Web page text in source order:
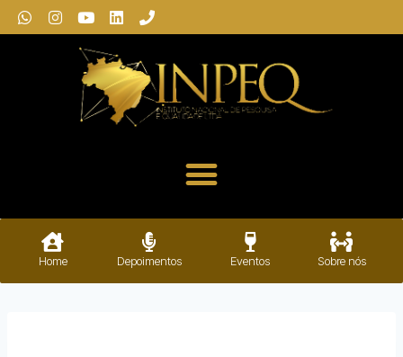
Home Depoimentos Eventos Sobre nós